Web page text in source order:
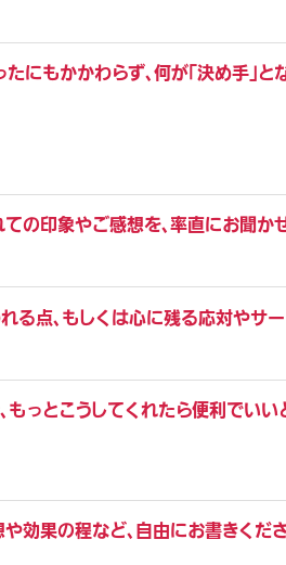
にもかかわらず、何が「決め手」
の印象やご感想を、率直にお聞か
る点、もしくは心に残る応対やサ
もっとこうしてくれたら便利でいい
効果の程など、自由にお書きくださ